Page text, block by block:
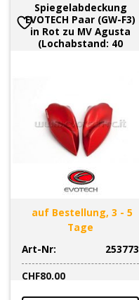
Spiegelabdeckung
EVOTECH Paar (GW-F3)
in Rot zu MV Agusta
(Lochabstand: 40
auf Bestellung, 3 - 5
Tage
Art-Nr:
253773
CHF80.00